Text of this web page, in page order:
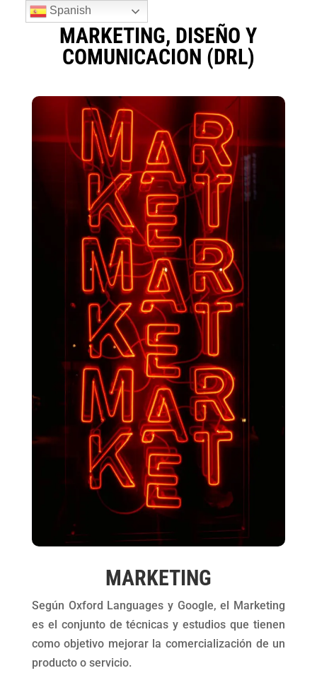
MARKETING, DISEÑO Y
COMUNICACION (DRL)
MARKETING
Según Oxford Languages y Google, el Marketing
es el conjunto de técnicas y estudios que tienen
como objetivo mejorar la comercialización de un
producto o servicio.
Spanish